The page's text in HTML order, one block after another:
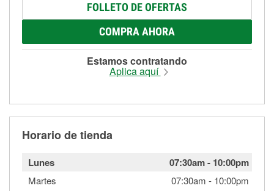
FOLLETO DE OFERTAS
COMPRA AHORA
Estamos contratando
Aplica aquí
Horario de tienda
Lunes 07:30am- 10:00pm
Martes 07:30am - 10:00pm